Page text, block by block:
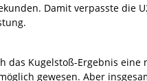
Damit verpasste die
Kugelstoß-Ergebnis
gewesen. Aber